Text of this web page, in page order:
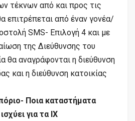
τέκνων από και προς τις
επιτρέπεται από έναν γονέα/
SMS- Επιλογή 4 και με
της Διεύθυνσης του
θα αναγράφονται η διεύθυνση
και η διεύθυνση κατοικίας
Ποια καταστήματα
για τα ΙΧ